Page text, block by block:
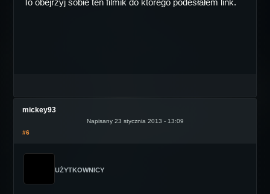
mickey93
Napisany 23 stycznia 2013 - 13:09
#6
UŻYTKOWNICY